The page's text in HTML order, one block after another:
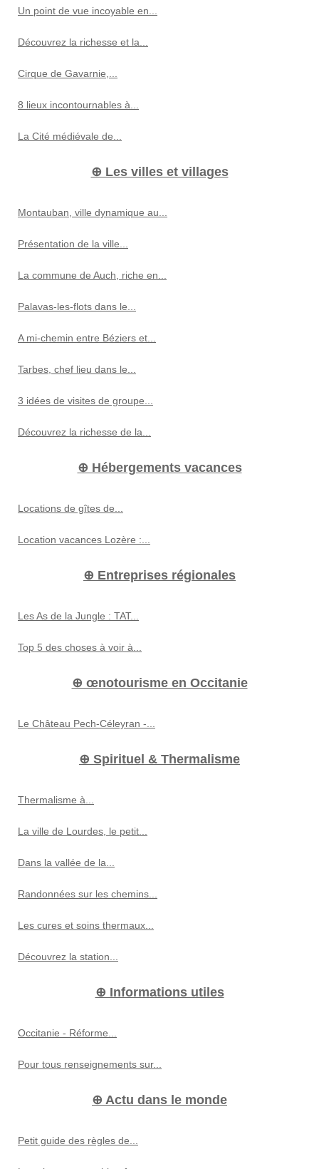
Un point de vue incoyable en...
Découvrez la richesse et la...
Cirque de Gavarnie,...
8 lieux incontournables à...
La Cité médiévale de...
⊕ Les villes et villages
Montauban, ville dynamique au...
Présentation de la ville...
La commune de Auch, riche en...
Palavas-les-flots dans le...
A mi-chemin entre Béziers et...
Tarbes, chef lieu dans le...
3 idées de visites de groupe...
Découvrez la richesse de la...
⊕ Hébergements vacances
Locations de gîtes de...
Location vacances Lozère :...
⊕ Entreprises régionales
Les As de la Jungle : TAT...
Top 5 des choses à voir à...
⊕ œnotourisme en Occitanie
Le Château Pech-Céleyran -...
⊕ Spirituel & Thermalisme
Thermalisme à...
La ville de Lourdes, le petit...
Dans la vallée de la...
Randonnées sur les chemins...
Les cures et soins thermaux...
Découvrez la station...
⊕ Informations utiles
Occitanie - Réforme...
Pour tous renseignements sur...
⊕ Actu dans le monde
Petit guide des règles de...